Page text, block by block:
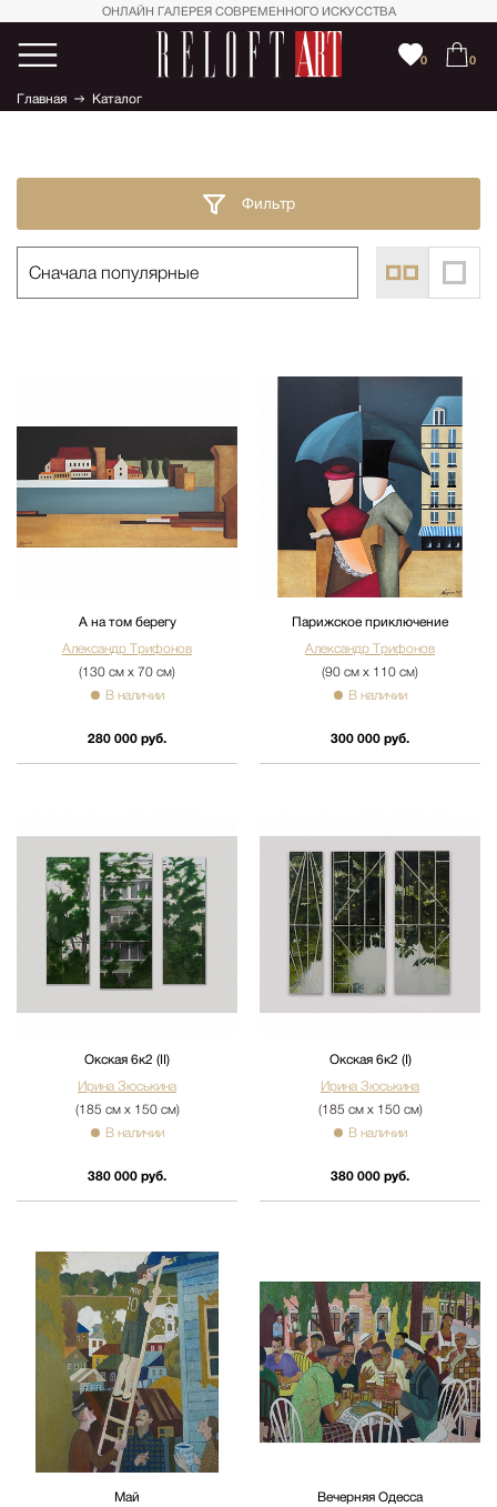
ОНЛАЙН ГАЛЕРЕЯ СОВРЕМЕННОГО ИСКУССТВА
0 0
Главная Каталог
Фильтр
А на том берегу
Александр Трифонов
(130 см х 70 см)
В наличии
280 000 руб.
Парижское приключение
Александр Трифонов
(90 см х 110 см)
В наличии
300 000 руб.
Окская 6к2 (II)
Ирина Зюськина
(185 см х 150 см)
В наличии
380 000 руб.
Окская 6к2 (I)
Ирина Зюськина
(185 см х 150 см)
В наличии
380 000 руб.
Май
Вечерняя Одесса